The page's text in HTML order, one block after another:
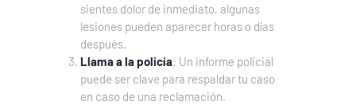
sientes dolor de inmediato, algunas
lesiones pueden aparecer horas o días
después.
Llama a la policía: Un informe policial
puede ser clave para respaldar tu caso
en caso de una reclamación.